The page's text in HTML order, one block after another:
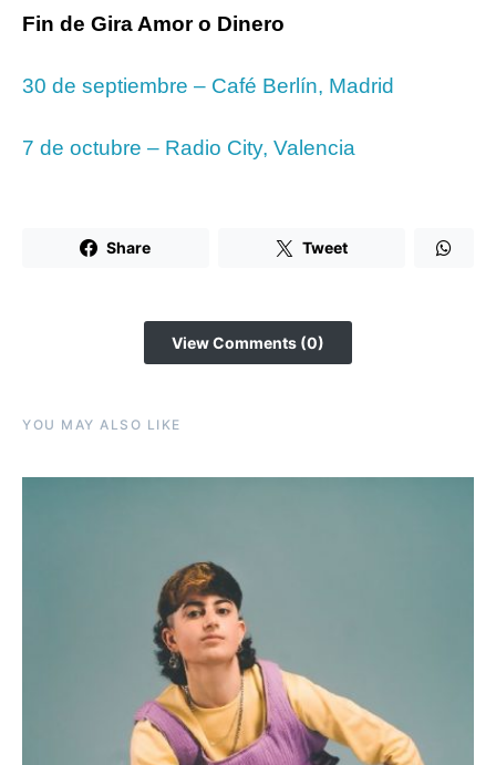
Fin de Gira Amor o Dinero
30 de septiembre – Café Berlín, Madrid
7 de octubre – Radio City, Valencia
Share Tweet
View Comments (0)
YOU MAY ALSO LIKE